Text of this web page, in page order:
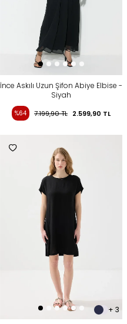
İnce Askılı Uzun Şifon Abiye Elbise -
Siyah
%64 7.199,90TL 2.599,90 TL
+ 3